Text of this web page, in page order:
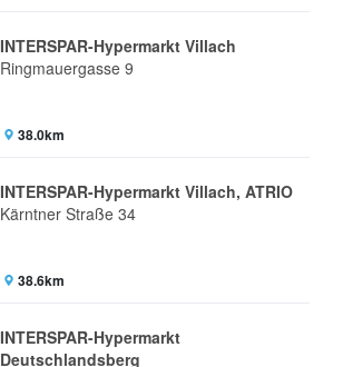
INTERSPAR-Hypermarkt Villach
Ringmauergasse 9
38.0km
INTERSPAR-Hypermarkt Villach, ATRIO
Kärntner Straße 34
38.6km
INTERSPAR-Hypermarkt
Deutschlandsberg